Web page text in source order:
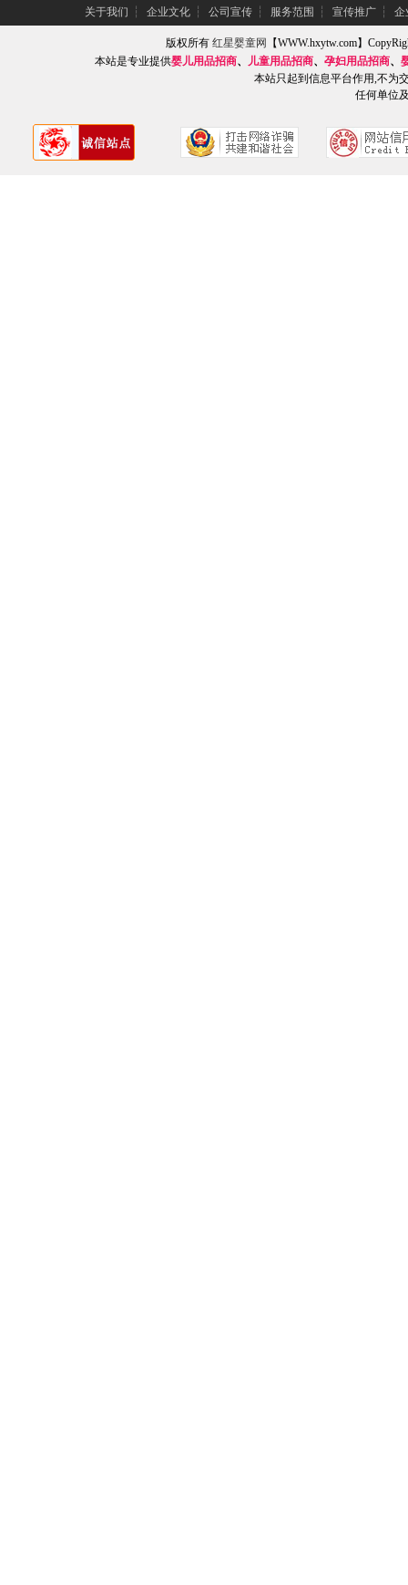
关于我们 ┆ 企业文化 ┆ 公司宣传 ┆ 服务范围 ┆ 宣传推广 ┆ 企
版权所有红星婴童网
【WWW.hxytw.com】
本站是专业提供婴儿用品招商、 儿童用品招商、 孕妇用品招商、
本站只起到信息平台作用,不为
任何单位